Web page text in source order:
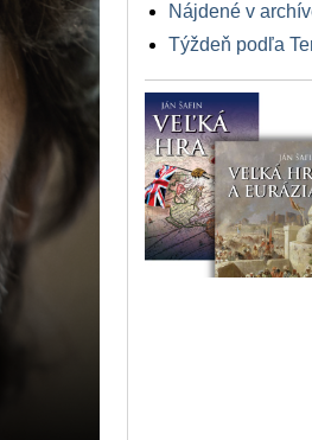
Nájdené v
Týždeň podľa